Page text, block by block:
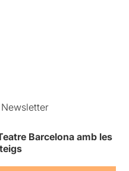
Barcelona amb les